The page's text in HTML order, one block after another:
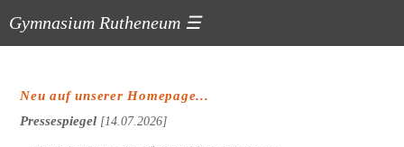
Gymnasium Rutheneum ☰
Neu auf unserer Homepage...
Pressespiegel [14.07.2026]